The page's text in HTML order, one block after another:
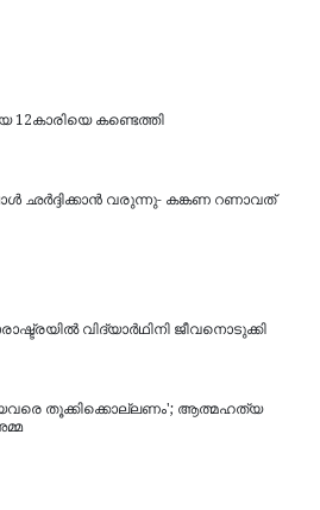
കണ്ടെത്തി
ഛര്‍ദ്ദിക്കാന്‍ വരുന്നു- കങ്കണ റണാവത്
വിദ്യാർഥിനി ജീവനൊടുക്കി
തൂക്കിക്കൊല്ലണം'; ആത്മഹത്യ